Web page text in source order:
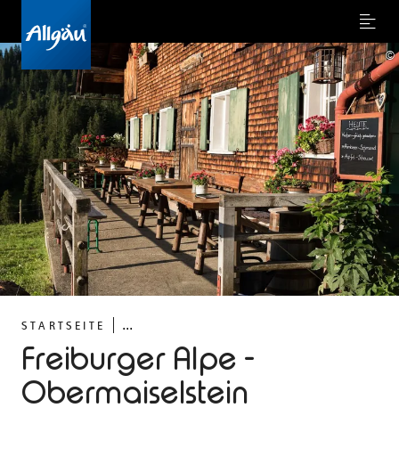
Menu
STARTSEITE ...
Freiburger Alpe -
Obermaiselstein
©